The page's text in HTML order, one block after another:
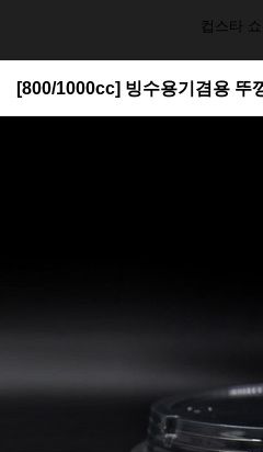
컵스타 쇼
[800/1000cc] 빙수용기겸용 뚜